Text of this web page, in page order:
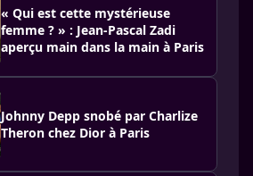
« Qui est cette mystérieuse
femme ? » : Jean-Pascal Zadi
aperçu main dans la main à Paris
Johnny Depp snobé par Charlize
Theron chez Dior à Paris